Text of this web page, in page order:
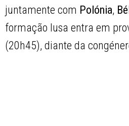
juntamente com Polónia,
formação lusa entra em
(20h45), diante da